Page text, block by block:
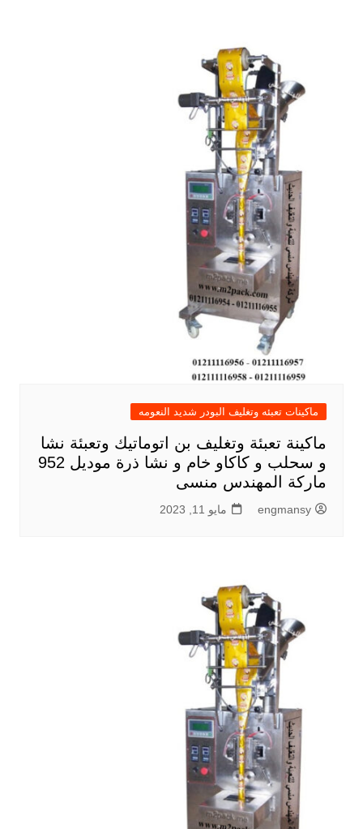
ماكينات تعبئه وتغليف البودر شديد النعومه
ماكينة تعبئة وتغليف بن اتوماتيك وتعبئة نشا
و سحلب و كاكاو خام و نشا ذرة موديل 952
ماركة المهندس منسى
engmansy مايو 11, 2023